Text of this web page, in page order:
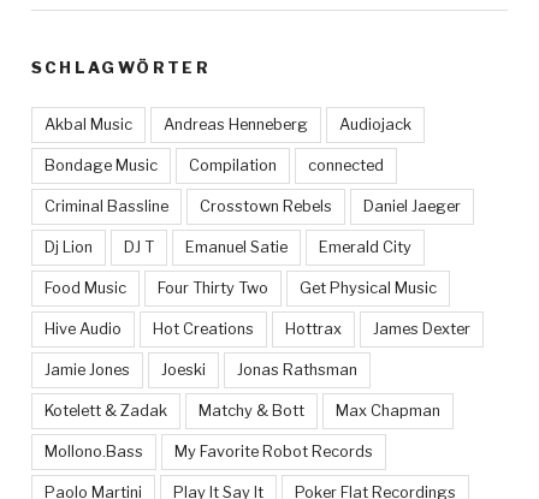
SCHLAGWÖRTER
Akbal Music Andreas Henneberg Audiojack
Bondage Music Compilation connected
Criminal Bassline Crosstown Rebels Daniel Jaeger
Dj Lion DJ T Emanuel Satie Emerald City
Food Music Four Thirty Two Get Physical Music
Hive Audio Hot Creations Hottrax James Dexter
Jamie Jones Joeski Jonas Rathsman
Kotelett & Zadak Matchy & Bott Max Chapman
Mollono.Bass My Favorite Robot Records
Paolo Martini Play It Say It Poker Flat Recordings